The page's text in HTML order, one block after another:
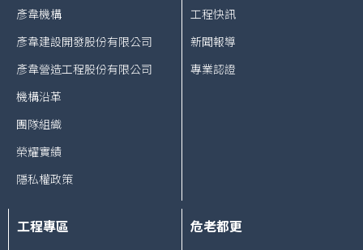
彥韋機構
彥韋建設開發股份有限公司
彥韋營造工程股份有限公司
機構沿革
團隊組織
榮耀實績
隱私權政策
工程快訊
新聞報導
專業認證
工程專區 危老都更